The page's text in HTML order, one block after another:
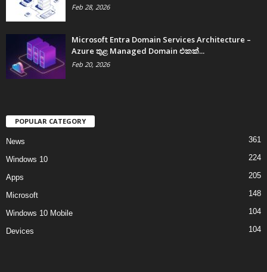
Feb 28, 2026
Microsoft Entra Domain Services Architecture –
Azure තුළ Managed Domain එකක්...
Feb 20, 2026
POPULAR CATEGORY
News 361
Windows 10 224
Apps 205
Microsoft 148
Windows 10 Mobile 104
Devices 104